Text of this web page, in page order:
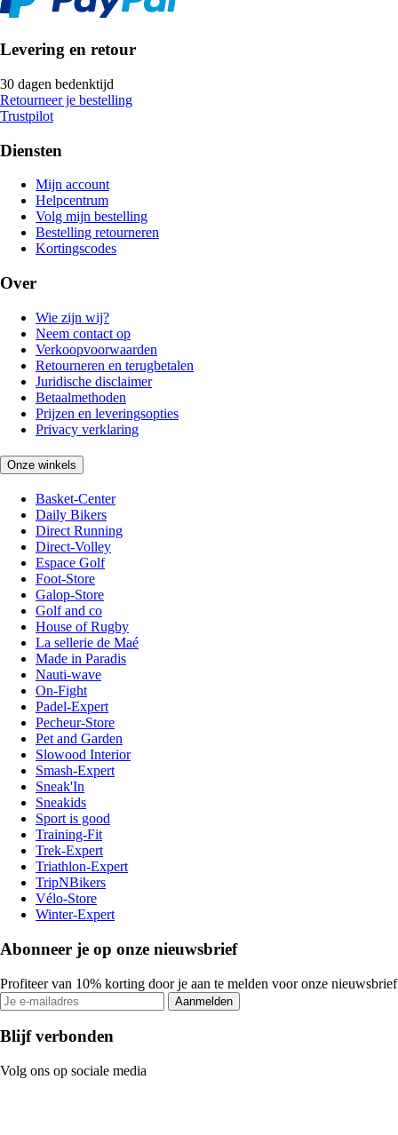
Levering en retour
30 dagen bedenktijd
Retourneer je bestelling
Trustpilot
Diensten
Mijn account
Helpcentrum
Volg mijn bestelling
Bestelling retourneren
Kortingscodes
Over
Wie zijn wij?
Neem contact op
Verkoopvoorwaarden
Retourneren en terugbetalen
Juridische disclaimer
Betaalmethoden
Prijzen en leveringsopties
Privacy verklaring
Onze winkels
Basket-Center
Daily Bikers
Direct Running
Direct-Volley
Espace Golf
Foot-Store
Galop-Store
Golf and co
House of Rugby
La sellerie de Maé
Made in Paradis
Nauti-wave
On-Fight
Padel-Expert
Pecheur-Store
Pet and Garden
Slowood Interior
Smash-Expert
Sneak'In
Sneakids
Sport is good
Training-Fit
Trek-Expert
Triathlon-Expert
TripNBikers
Vélo-Store
Winter-Expert
Abonneer je op onze nieuwsbrief
Profiteer van 10% korting door je aan te melden voor onze nieuwsbrief
Aanmelden
Blijf verbonden
Volg ons op sociale media